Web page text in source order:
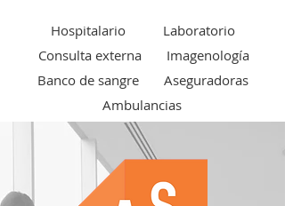
Hospitalario
Consulta externa
Banco de sangre
Laboratorio
Imagenología
Aseguradoras
Ambulancias